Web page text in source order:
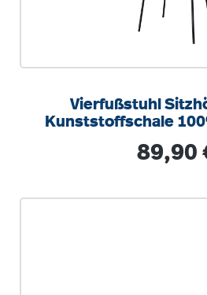
Vierfußstuhl
Kunststoffschale
Regulärer
89,90